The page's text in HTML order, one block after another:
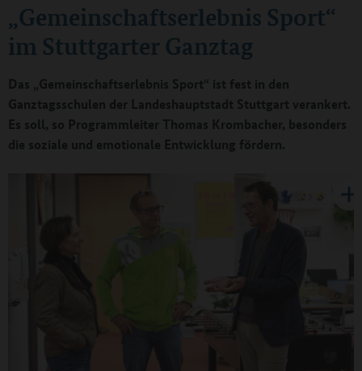
„Gemeinschaftserlebnis Sport“
im Stuttgarter Ganztag
Das „Gemeinschaftserlebnis Sport“ ist fest in den
Ganztagsschulen der Landeshauptstadt Stuttgart verankert.
Es soll, so Programmleiter Thomas Krombacher, besonders
die soziale und emotionale Entwicklung fördern.